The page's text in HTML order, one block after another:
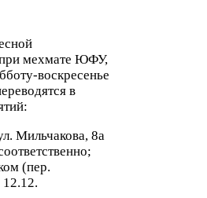
мехмате ЮФУ,
​воскресенье
в
Мильчакова, 8а
(пер.
12.12.